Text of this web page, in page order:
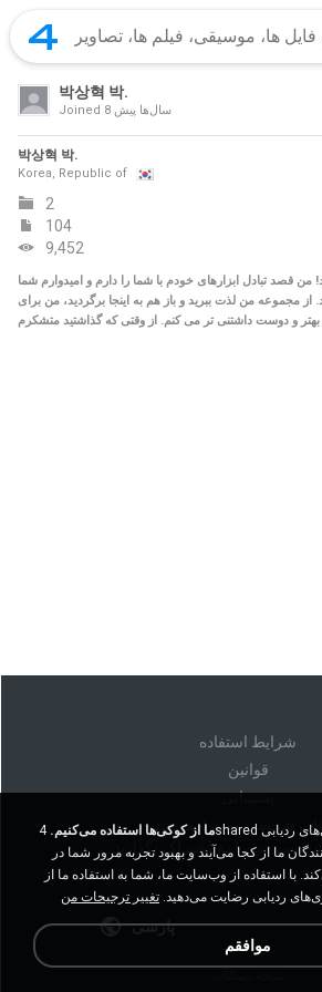
박상혁 박.
Joined 8 سال‌ها پیش
박상혁 박.
Korea, Republic of
2
104
9,452
قصد تبادل ابزارهای خودم با شما را دارم و امیدوارم شما
از مجموعه من لذت ببرید و باز هم به اینجا برگردید، من برای
شرايط استفاده
قوانين
پشتیبانی
شخصی من را نفروشید
من را به اشتراک نگذارید
پارسی
ما از کوکی‌ها استفاده می‌کنیم. 4shared از کوکی‌ها و سایر فناوری‌های ردیابی
ما از کجا می‌آیند و بهبود تجربه مرور شما در
با استفاده از وب‌سایت ما، شما به استفاده ما از
ردیابی رضایت می‌دهید. تغییر ترجیحات من
موافقم